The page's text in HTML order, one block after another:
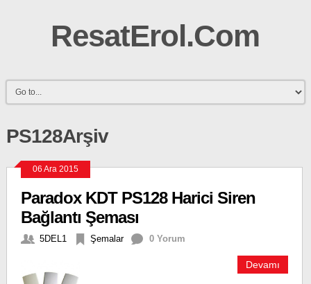
ResatErol.Com
PS128Arşiv
06 Ara 2015
Paradox KDT PS128 Harici Siren
Bağlantı Şeması
5DEL1 Şemalar 0 Yorum
Devamı